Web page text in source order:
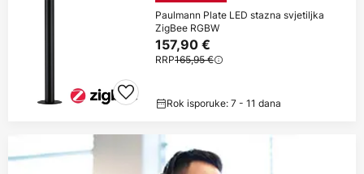
Paulmann Plate LED stazna svjetiljka
ZigBee RGBW
157,90 €
RRP165,95 €
Rok isporuke: 7 - 11 dana